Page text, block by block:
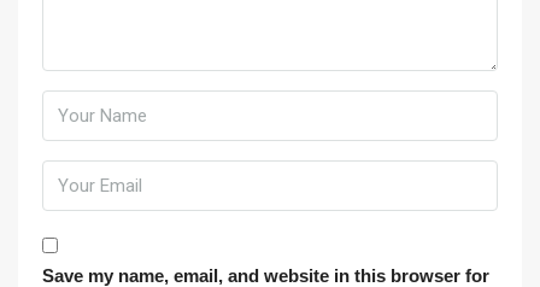
Save my name, email, and website in this browser for